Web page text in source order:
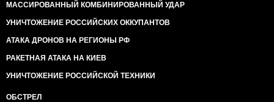
МАССИРОВАННЫЙ КОМБИНИРОВАННЫЙ УДАР
УНИЧТОЖЕНИЕ РОССИЙСКИХ ОККУПАНТОВ
АТАКА ДРОНОВ НА РЕГИОНЫ РФ
РАКЕТНАЯ АТАКА НА КИЕВ
УНИЧТОЖЕНИЕ РОССИЙСКОЙ ТЕХНИКИ
ОБСТРЕЛ